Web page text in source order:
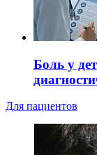
Боль у
Для пациентов